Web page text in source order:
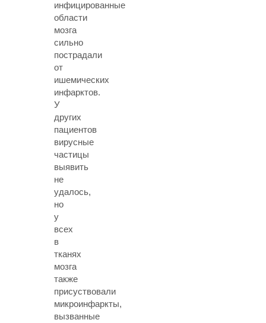
инфицированные
области
мозга
сильно
пострадали
от
ишемических
инфарктов.
У
других
пациентов
вирусные
частицы
выявить
не
удалось,
но
у
всех
в
тканях
мозга
также
присуствовали
микроинфаркты,
вызванные